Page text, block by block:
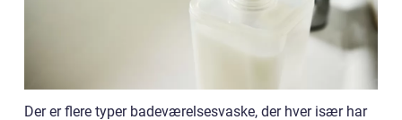
Der er flere typer badeværelsesvaske, der hver især har